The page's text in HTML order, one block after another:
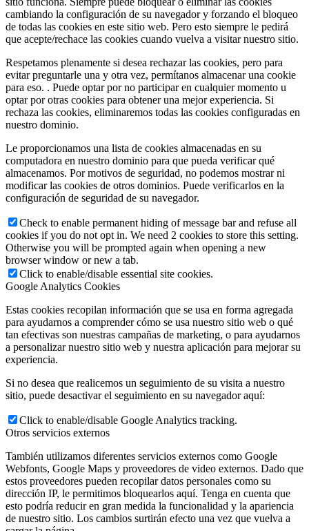
cambiando la configuración de su navegador y forzando el bloqueo
de todas las cookies en este sitio web. Pero esto siempre le pedirá
que acepte/rechace las cookies cuando vuelva a visitar nuestro sitio.
Respetamos plenamente si desea rechazar las cookies, pero para
evitar preguntarle una y otra vez, permítanos almacenar una cookie
para eso. . Puede optar por no participar en cualquier momento u
optar por otras cookies para obtener una mejor experiencia. Si
rechaza las cookies, eliminaremos todas las cookies configuradas en
nuestro dominio.
Le proporcionamos una lista de cookies almacenadas en su
computadora en nuestro dominio para que pueda verificar qué
almacenamos. Por motivos de seguridad, no podemos mostrar ni
modificar las cookies de otros dominios. Puede verificarlos en la
configuración de seguridad de su navegador.
Check to enable permanent hiding of message bar and refuse all
cookies if you do not opt in. We need 2 cookies to store this setting.
Otherwise you will be prompted again when opening a new
browser window or new a tab.
Click to enable/disable essential site cookies.
Google Analytics Cookies
Estas cookies recopilan información que se usa en forma agregada
para ayudarnos a comprender cómo se usa nuestro sitio web o qué
tan efectivas son nuestras campañas de marketing, o para ayudarnos
a personalizar nuestro sitio web y nuestra aplicación para mejorar su
experiencia.
Si no desea que realicemos un seguimiento de su visita a nuestro
sitio, puede desactivar el seguimiento en su navegador aquí:
Click to enable/disable Google Analytics tracking.
Otros servicios externos
También utilizamos diferentes servicios externos como Google
Webfonts, Google Maps y proveedores de video externos. Dado que
estos proveedores pueden recopilar datos personales como su
dirección IP, le permitimos bloquearlos aquí. Tenga en cuenta que
esto podría reducir en gran medida la funcionalidad y la apariencia
de nuestro sitio. Los cambios surtirán efecto una vez que vuelva a